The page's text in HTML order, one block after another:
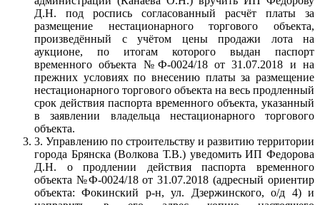
Д.Н. под роспись согласованный расчёт платы за
размещение нестационарного торгового объекта,
произведённый с учётом цены продажи лота на
аукционе, по итогам которого выдан паспорт
временного объекта №Ф-0024/18 от 31.07.2018 и на
прежних условиях по внесению платы за размещение
нестационарного торгового объекта на весь продленный
срок действия паспорта временного объекта, указанный
в заявлении владельца нестационарного торгового
объекта.
3. Управлению по строительству и развитию территории
города Брянска (Волкова Т.В.) уведомить ИП Федорова
Д.Н. о продлении действия паспорта временного
объекта №Ф-0024/18 от 31.07.2018 (адресный ориентир
объекта: Фокинский р-н, ул. Дзержинского, о/д 4) и